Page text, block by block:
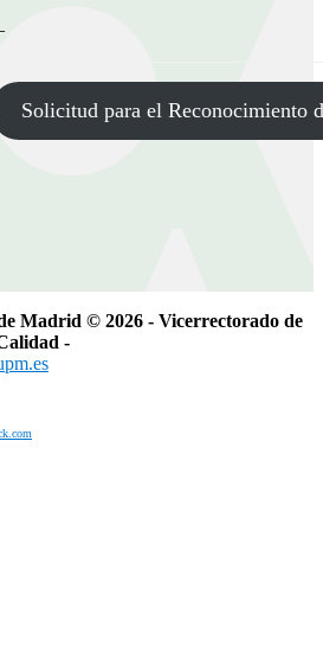
Solicitud para el Reconocimiento
Madrid © 2026 - Vicerrectorado de
-